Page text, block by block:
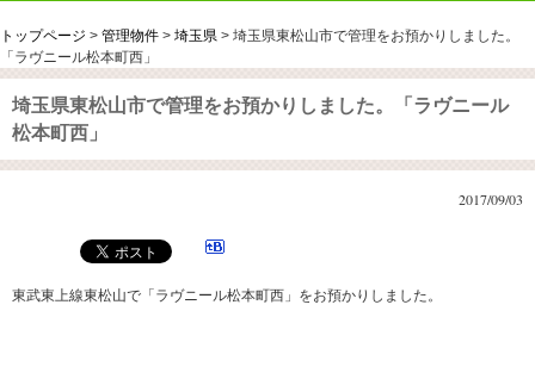
トップページ > 管理物件 > 埼玉県 > 埼玉県東松山市で管理をお預かりしました。
「ラヴニール松本町西」
埼玉県東松山市で管理をお預かりしました。「ラヴニール
松本町西」
2017/09/03
東武東上線東松山で「ラヴニール松本町西」をお預かりしました。